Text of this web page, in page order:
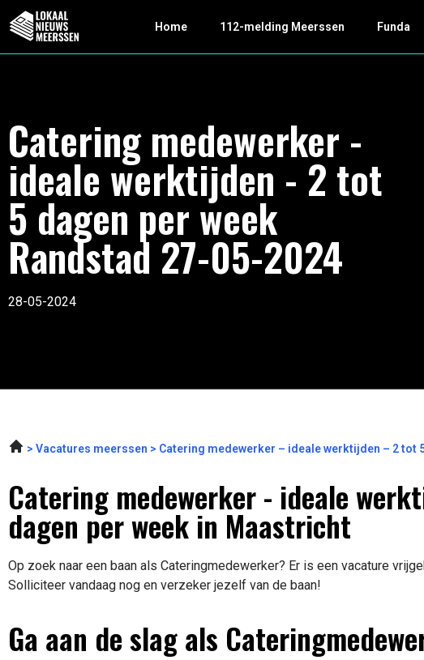
Home 112-melding Meerssen Funda
Catering medewerker -
ideale werktijden - 2 tot
5 dagen per week
Randstad 27-05-2024
28-05-2024
Vacatures meerssen Catering medewerker – ideale werktijden – 2 tot
Catering medewerker - ideale
dagen per week in Maastricht
Op zoek naar een baan als Cateringmedewerker? Er is een vacature
Solliciteer vandaag nog en verzeker jezelf van de baan!
Ga aan de slag als